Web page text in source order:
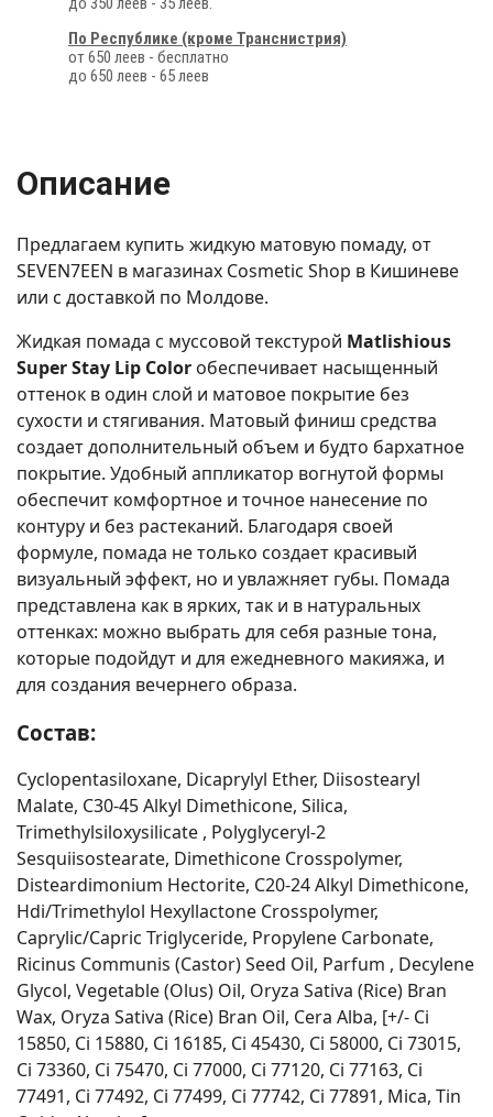
По Республике (кроме Транснистрия)
от 650 леев - бесплатно
до 650 леев - 65 леев
Описание
Предлагаем купить жидкую матовую помаду, от
SEVEN7EEN в магазинах Cosmetic Shop в Кишиневе
или с доставкой по Молдове.
Жидкая помада с муссовой текстурой Matlishious
Super Stay Lip Color обеспечивает насыщенный
оттенок в один слой и матовое покрытие без
сухости и стягивания. Матовый финиш средства
создает дополнительный объем и будто бархатное
покрытие. Удобный аппликатор вогнутой формы
обеспечит комфортное и точное нанесение по
контуру и без растеканий. Благодаря своей
формуле, помада не только создает красивый
визуальный эффект, но и увлажняет губы. Помада
представлена как в ярких, так и в натуральных
оттенках: можно выбрать для себя разные тона,
которые подойдут и для ежедневного макияжа, и
для создания вечернего образа.
Состав:
Cyclopentasiloxane, Dicaprylyl Ether, Diisostearyl
Malate, C30-45 Alkyl Dimethicone, Silica,
Trimethylsiloxysilicate , Polyglyceryl-2
Sesquiisostearate, Dimethicone Crosspolymer,
Disteardimonium Hectorite, C20-24 Alkyl Dimethicone,
Hdi/Trimethylol Hexyllactone Crosspolymer,
Caprylic/Capric Triglyceride, Propylene Carbonate,
Ricinus Communis (Castor) Seed Oil, Parfum , Decylene
Glycol, Vegetable (Olus) Oil, Oryza Sativa (Rice) Bran
Wax, Oryza Sativa (Rice) Bran Oil, Cera Alba, [+/- Ci
15850, Ci 15880, Ci 16185, Ci 45430, Ci 58000, Ci 73015,
Ci 73360, Ci 75470, Ci 77000, Ci 77120, Ci 77163, Ci
77491, Ci 77492, Ci 77499, Ci 77742, Ci 77891, Mica, Tin